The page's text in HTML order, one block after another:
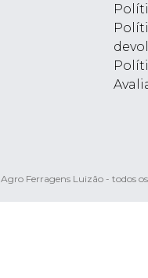
Agro Ferragens Luizão - todos